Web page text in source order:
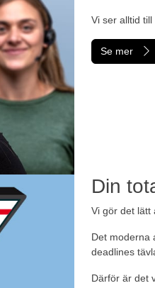
Vi ser alltid
Se mer
Din
Vi gör det lätt
Det moderna
deadlines
Därför är det